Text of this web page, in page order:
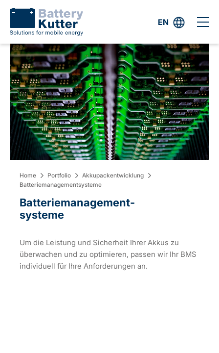
EN
Home Portfolio
Akkupackentwicklung
Batteriemanagementsysteme
Batteriemanagement-
systeme
Um die Leistung und Sicherheit Ihrer Akkus zu
überwachen und zu optimieren, passen wir Ihr BMS
individuell für Ihre Anforderungen an.